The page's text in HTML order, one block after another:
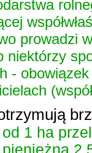
prowadzi
niektórzy
-
1 ha